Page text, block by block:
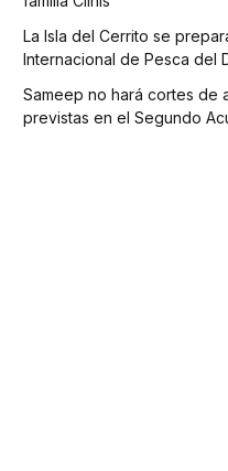
La Isla del Cerrito se
Internacional de Pesca del
Sameep no hará cortes de
previstas en el Segundo